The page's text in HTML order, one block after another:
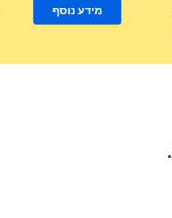
מידע נוסף